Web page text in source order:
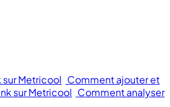
Metricool Comment ajouter et
sur Metricool Comment analyser